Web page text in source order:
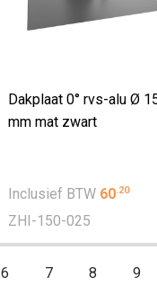
Dakplaat 0° rvs-alu Ø
mm mat zwart
Inclusief BTW 60.20
ZHI-150-025
6 7 8 9